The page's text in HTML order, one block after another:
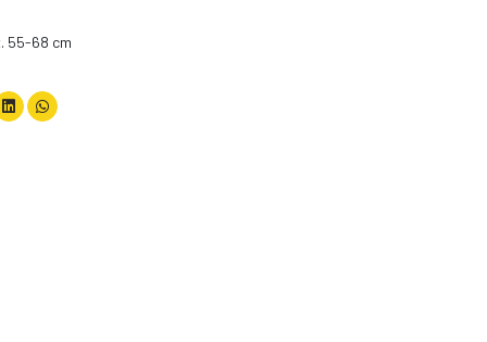
55-68 cm